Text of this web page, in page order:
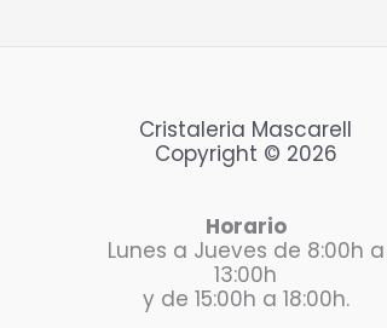
Cristaleria Mascarell
Copyright © 2026
Horario
Lunes a Jueves de 8:00h a
13:00h
y de 15:00h a 18:00h.